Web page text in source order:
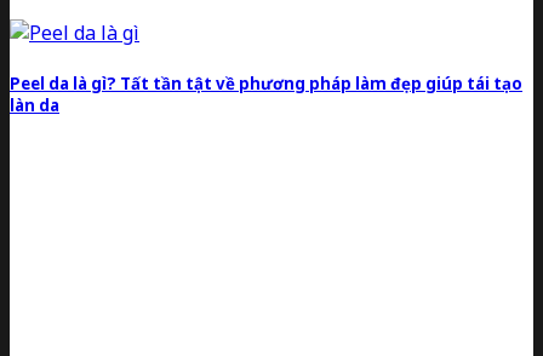
Peel da là gì? Tất tần tật về phương pháp làm đẹp giúp tái tạo
làn da